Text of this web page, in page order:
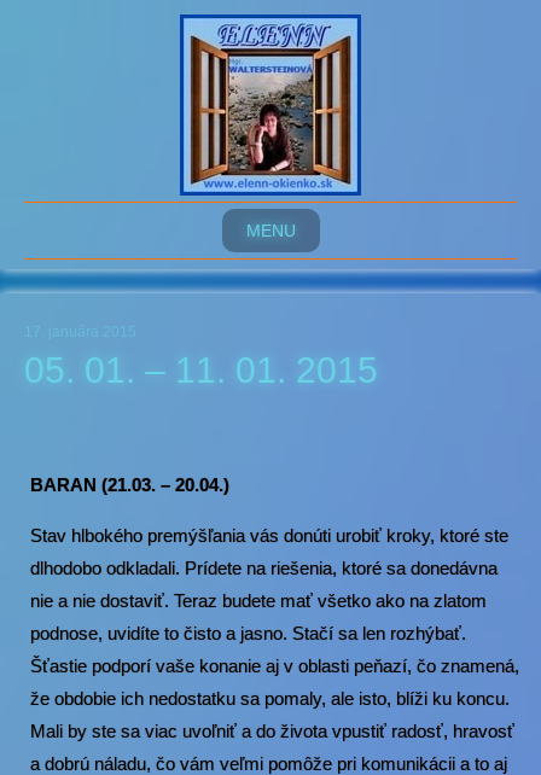
MENU
17. januára 2015
05. 01. – 11. 01. 2015
BARAN (21.03. – 20.04.)
Stav hlbokého premýšľania vás donúti urobiť kroky, ktoré ste
dlhodobo odkladali. Prídete na riešenia, ktoré sa donedávna
nie a nie dostaviť. Teraz budete mať všetko ako na zlatom
podnose, uvidíte to čisto a jasno. Stačí sa len rozhýbať.
Šťastie podporí vaše konanie aj v oblasti peňazí, čo znamená,
že obdobie ich nedostatku sa pomaly, ale isto, blíži ku koncu.
Mali by ste sa viac uvoľniť a do života vpustiť radosť, hravosť
a dobrú náladu, čo vám veľmi pomôže pri komunikácii a to aj